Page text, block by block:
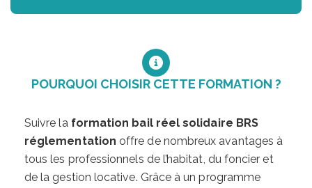
POURQUOI CHOISIR CETTE FORMATION ?
Suivre la formation bail réel solidaire BRS
réglementation offre de nombreux avantages à
tous les professionnels de l’habitat, du foncier et
de la gestion locative. Grâce à un programme